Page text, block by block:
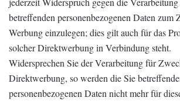
betreffenden personenbezogenen Daten zum
Werbung einzulegen; dies gilt auch für das
solcher Direktwerbung in Verbindung steht.
Widersprechen Sie der Verarbeitung für
Direktwerbung, so werden die Sie
personenbezogenen Daten nicht mehr für